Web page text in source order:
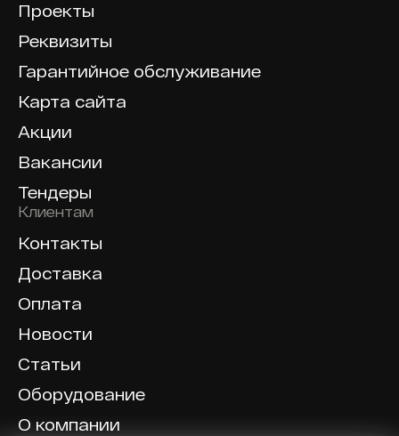
Проекты
Реквизиты
Гарантийное обслуживание
Карта сайта
Акции
Вакансии
Тендеры
Клиентам
Контакты
Доставка
Оплата
Новости
Статьи
Оборудование
О компании